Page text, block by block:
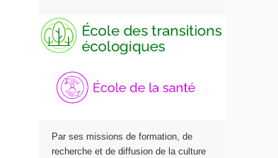
Par ses missions de formation, de
recherche et de diffusion de la culture